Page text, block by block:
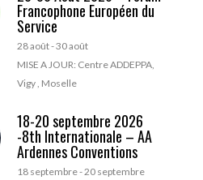
Francophone Européen du
Service
28 août-30 août
MISE A JOUR: Centre ADDEPPA,
Vigy , Moselle
18-20 septembre 2026
-8th Internationale – AA
Ardennes Conventions
18 septembre-20 septembre